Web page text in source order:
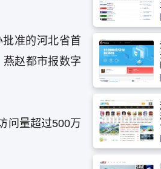
准的河北省首
赵都市报数字
问量超过500万